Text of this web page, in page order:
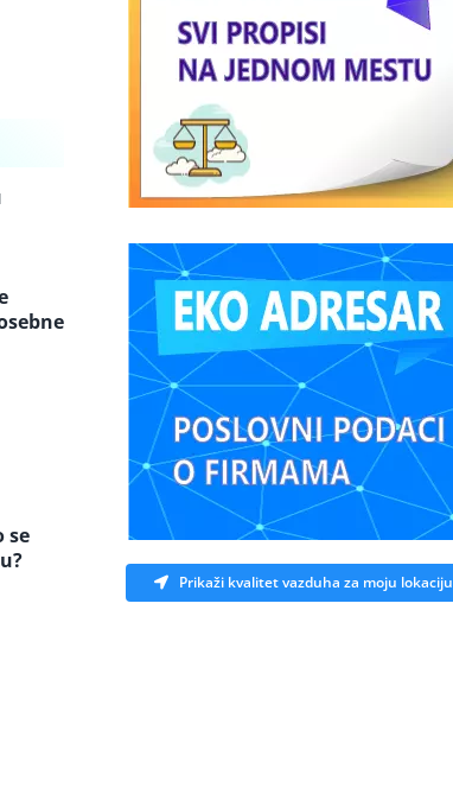
se
Prikaži kvalitet vazduha za moju lokaciju